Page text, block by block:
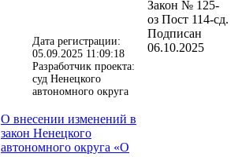
Дата регистрации:
05.09.2025 11:09:18
Разработчик проекта:
суд Ненецкого
автономного округа
Закон № 125-
оз Пост 114-сд.
Подписан
06.10.2025
О внесении изменений в
закон Ненецкого
автономного округа «О